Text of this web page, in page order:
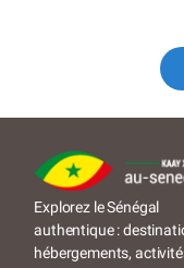
Explorez le Sénégal
authentique :
hébergements,